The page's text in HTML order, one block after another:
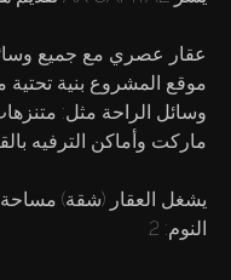
عقار عصري مع جميع
موقع المشروع بنية
وسائل الراحة مثل:
النوم: 2